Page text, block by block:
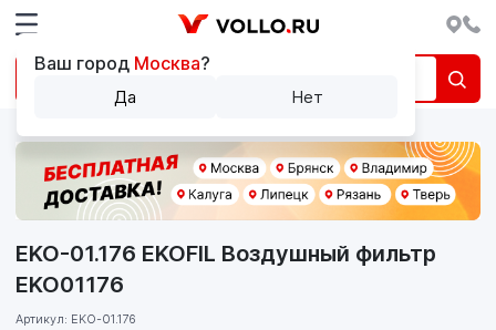
EKO-01.176 EKOFIL Воздушный фильтр
EKO01176
Артикул: EKO-01.176
Ваш город Москва?
Да Нет